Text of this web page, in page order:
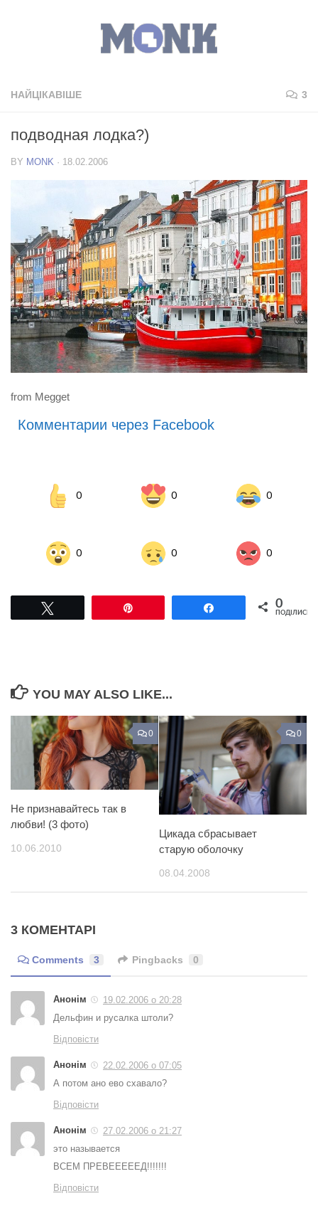
НАЙЦІКАВІШЕ 3
подводная лодка?)
BY MONK · 18.02.2006
from Megget
Комментарии через Facebook
0 0 0
0 0 0
Поділитися0
ПОДІЛИСЬ
YOU MAY ALSO LIKE...
0
Не признавайтесь так в
любви! (3 фото)
10.06.2010
0
Цикада сбрасывает
cтарую оболочку
08.04.2008
3 КОМЕНТАРІ
Comments 3 Pingbacks 0
Анонім
19.02.2006 о 20:28
Дельфин и русалка штоли?
Відповісти
Анонім
22.02.2006 о 07:05
А потом ано ево схавало?
Відповісти
Анонім
27.02.2006 о 21:27
это называется
ВСЕМ ПРЕВЕЕЕЕЕД!!!!!!!
Відповісти